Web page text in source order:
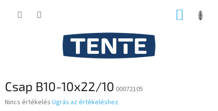
KOSÁR
Csap B10-10x22/10 00072105
A
Nincs értékelés Ugrás az értékeléshez